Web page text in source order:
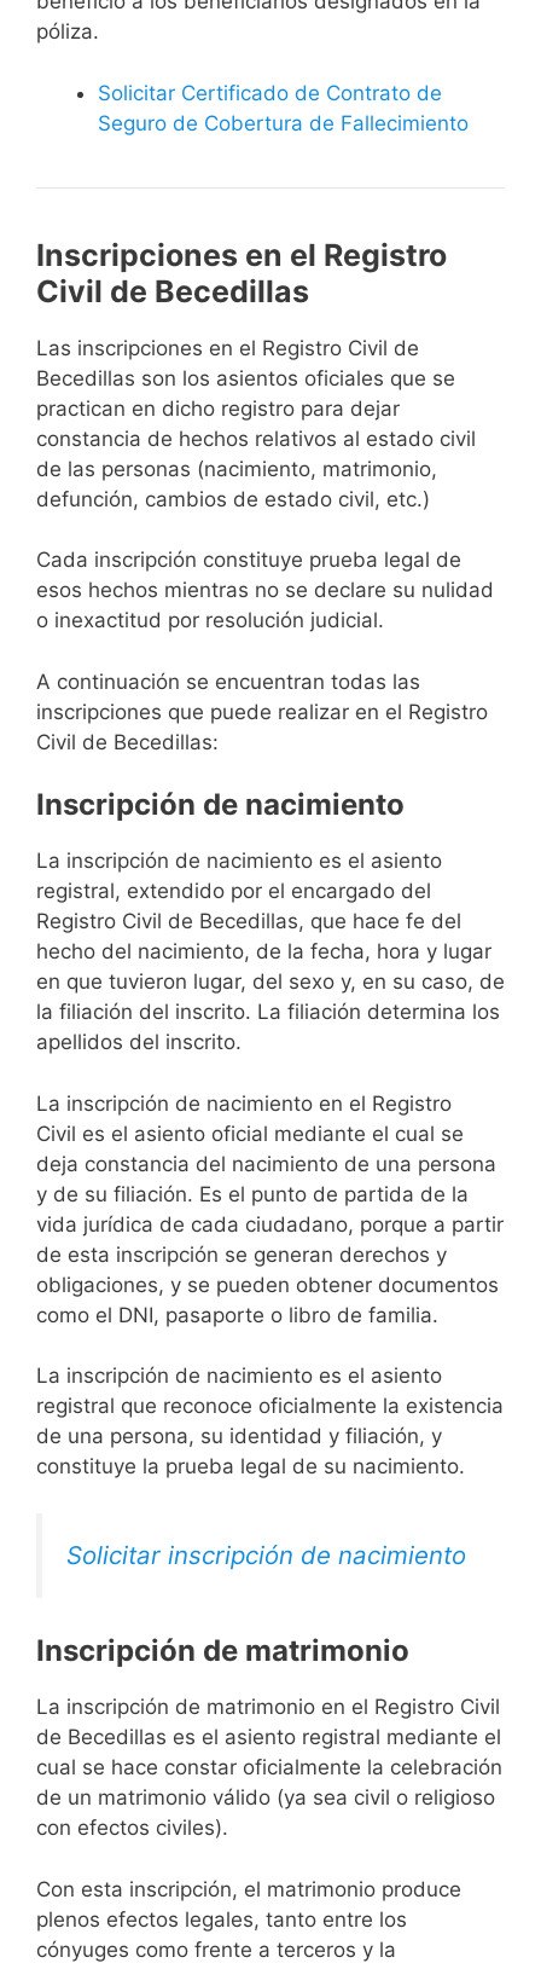
póliza.
Solicitar Certificado de Contrato de
Seguro de Cobertura de Fallecimiento
Inscripciones en el Registro
Civil de Becedillas
Las inscripciones en el Registro Civil de
Becedillas son los asientos oficiales que se
practican en dicho registro para dejar
constancia de hechos relativos al estado civil
de las personas (nacimiento, matrimonio,
defunción, cambios de estado civil, etc.)
Cada inscripción constituye prueba legal de
esos hechos mientras no se declare su nulidad
o inexactitud por resolución judicial.
A continuación se encuentran todas las
inscripciones que puede realizar en el Registro
Civil de Becedillas:
Inscripción de nacimiento
La inscripción de nacimiento es el asiento
registral, extendido por el encargado del
Registro Civil de Becedillas, que hace fe del
hecho del nacimiento, de la fecha, hora y lugar
en que tuvieron lugar, del sexo y, en su caso, de
la filiación del inscrito. La filiación determina los
apellidos del inscrito.
La inscripción de nacimiento en el Registro
Civil es el asiento oficial mediante el cual se
deja constancia del nacimiento de una persona
y de su filiación. Es el punto de partida de la
vida jurídica de cada ciudadano, porque a partir
de esta inscripción se generan derechos y
obligaciones, y se pueden obtener documentos
como el DNI, pasaporte o libro de familia.
La inscripción de nacimiento es el asiento
registral que reconoce oficialmente la existencia
de una persona, su identidad y filiación, y
constituye la prueba legal de su nacimiento.
Solicitar inscripción de nacimiento
Inscripción de matrimonio
La inscripción de matrimonio en el Registro Civil
de Becedillas es el asiento registral mediante el
cual se hace constar oficialmente la celebración
de un matrimonio válido (ya sea civil o religioso
con efectos civiles).
Con esta inscripción, el matrimonio produce
plenos efectos legales, tanto entre los
cónyuges como frente a terceros y la